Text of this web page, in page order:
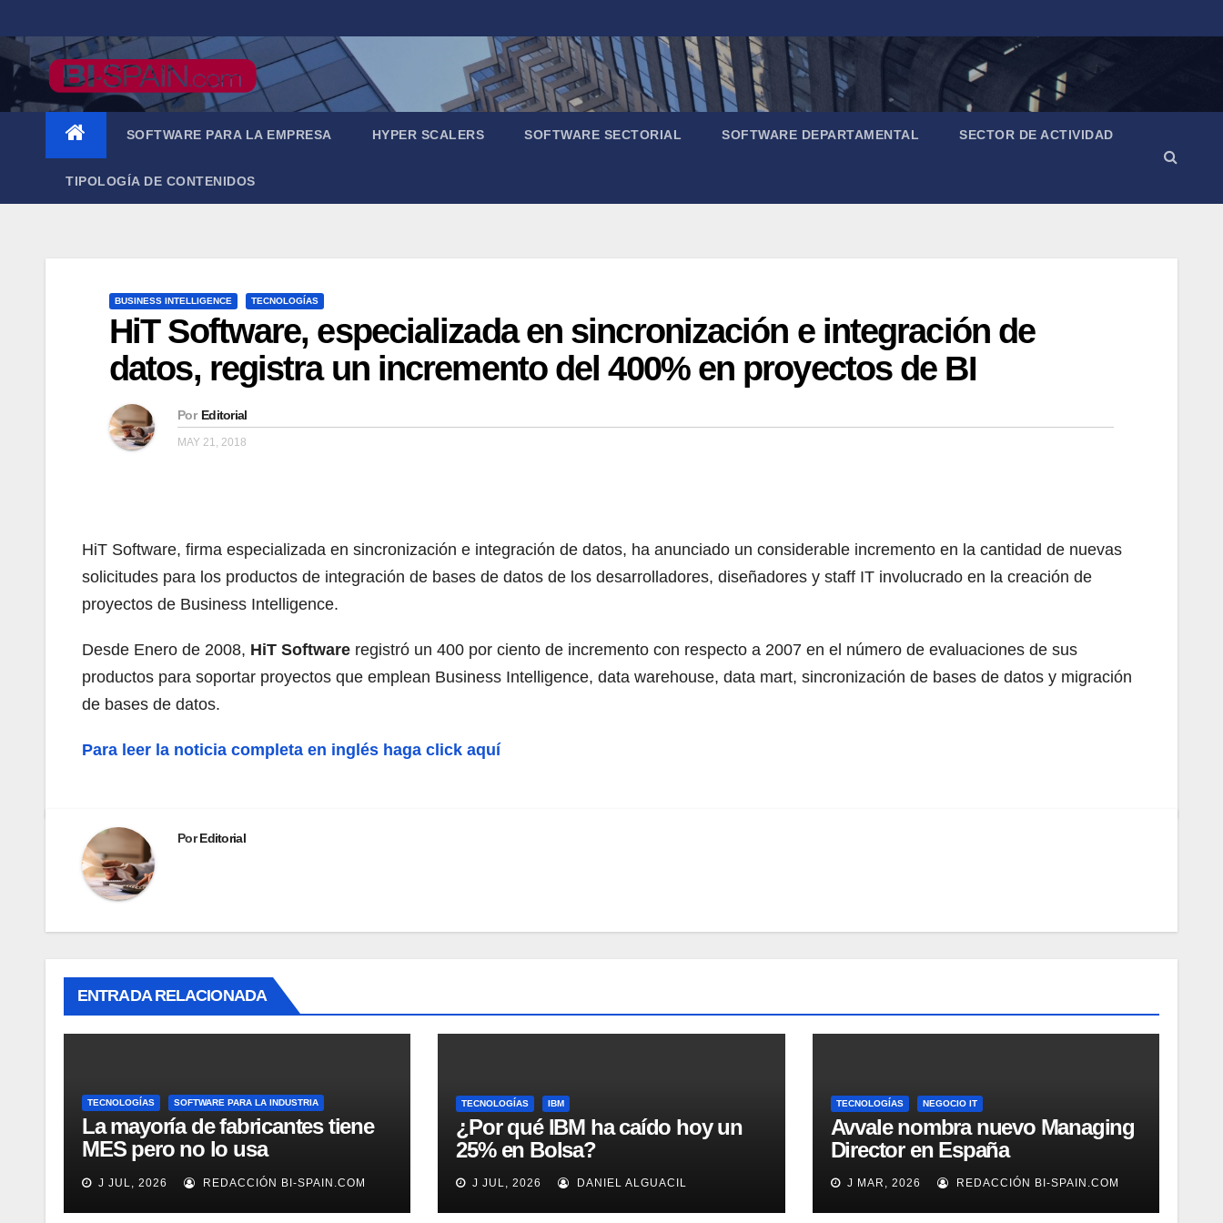
al
contenido
SOFTWARE PARA LA EMPRESA HYPER SCALERS SOFTWARE SECTORIAL SOFTWARE DEPARTAMENTAL SECTOR DE ACTIVIDAD
TIPOLOGÍA DE CONTENIDOS
BUSINESS INTELLIGENCE TECNOLOGÍAS
HiT Software, especializada en sincronización e integración de
datos, registra un incremento del 400% en proyectos de BI
Por Editorial
MAY 21, 2018
HiT Software, firma especializada en sincronización e integración de datos, ha anunciado un considerable incremento en la cantidad de nuevas
solicitudes para los productos de integración de bases de datos de los desarrolladores, diseñadores y staff IT involucrado en la creación de
proyectos de Business Intelligence.
Desde Enero de 2008, HiT Software registró un 400 por ciento de incremento con respecto a 2007 en el número de evaluaciones de sus
productos para soportar proyectos que emplean Business Intelligence, data warehouse, data mart, sincronización de bases de datos y migración
de bases de datos.
Para leer la noticia completa en inglés haga click aquí
PorEditorial
ENTRADA RELACIONADA
TECNOLOGÍAS SOFTWARE PARA LA INDUSTRIA
La mayoría de fabricantes tiene
MES pero no lo usa
adecuadamente, según Rockwell
Automation
J JUL, 2026 REDACCIÓN BI-SPAIN.COM
TECNOLOGÍAS IBM
¿Por qué IBM ha caído hoy un
25% en Bolsa?
J JUL, 2026 DANIEL ALGUACIL
TECNOLOGÍAS NEGOCIO IT
Avvale nombra nuevo Managing
Director en España
J MAR, 2026 REDACCIÓN BI-SPAIN.COM